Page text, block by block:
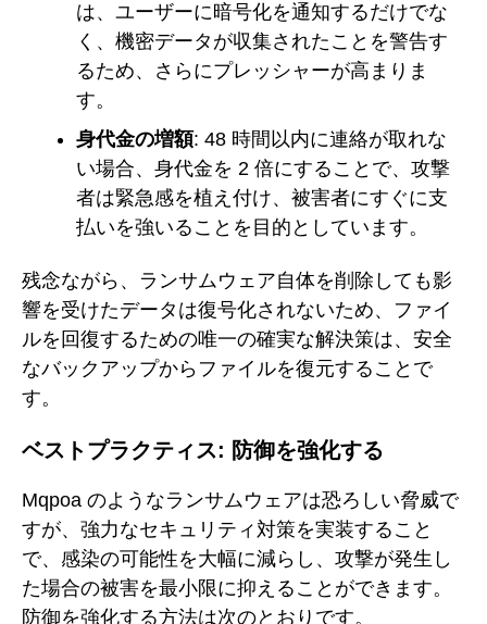
は、ユーザーに暗号化を通知するだけでな
く、機密データが収集されたことを警告す
るため、さらにプレッシャーが高まりま
す。
身代金の増額: 48 時間以内に連絡が取れな
い場合、身代金を 2 倍にすることで、攻撃
者は緊急感を植え付け、被害者にすぐに支
払いを強いることを目的としています。
残念ながら、ランサムウェア自体を削除しても影
響を受けたデータは復号化されないため、ファイ
ルを回復するための唯一の確実な解決策は、安全
なバックアップからファイルを復元することで
す。
ベストプラクティス: 防御を強化する
Mqpoa のようなランサムウェアは恐ろしい脅威で
すが、強力なセキュリティ対策を実装すること
で、感染の可能性を大幅に減らし、攻撃が発生し
た場合の被害を最小限に抑えることができます。
防御を強化する方法は次のとおりです。